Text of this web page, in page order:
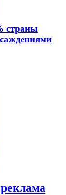
страны